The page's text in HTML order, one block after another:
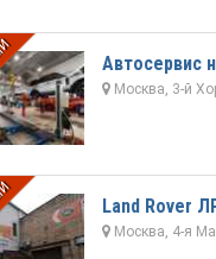
Автосервис
Москва, 3-й
Land Rover
Москва, 4-я